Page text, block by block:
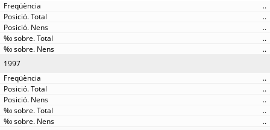
..
..
..
..
..
1997
..
..
..
..
..